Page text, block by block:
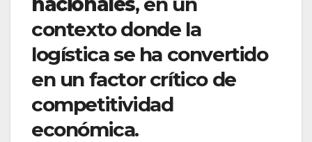
contexto donde la
logística se ha convertido
en un factor crítico de
competitividad
económica.